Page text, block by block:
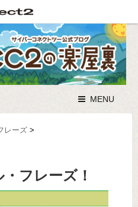
MENU
レーズ >
フレーズ！